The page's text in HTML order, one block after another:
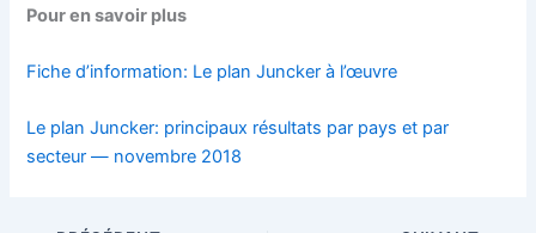
Pour en savoir plus
Fiche d’information: Le plan Juncker à l’œuvre
Le plan Juncker: principaux résultats par pays et par
secteur — novembre 2018